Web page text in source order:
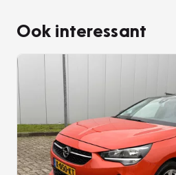
helemaal klaar is voor zijn
Interesse? Neem gerust contact
of een proefrit!
APK geldig tot 18-12-2026
97.438 KM gelopen met NAP
Ook interessant